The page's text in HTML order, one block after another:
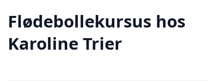
Flødebollekursus hos
Karoline Trier